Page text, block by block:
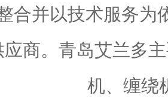
合并以技术服务为
应商。青岛艾兰多
机、缠绕